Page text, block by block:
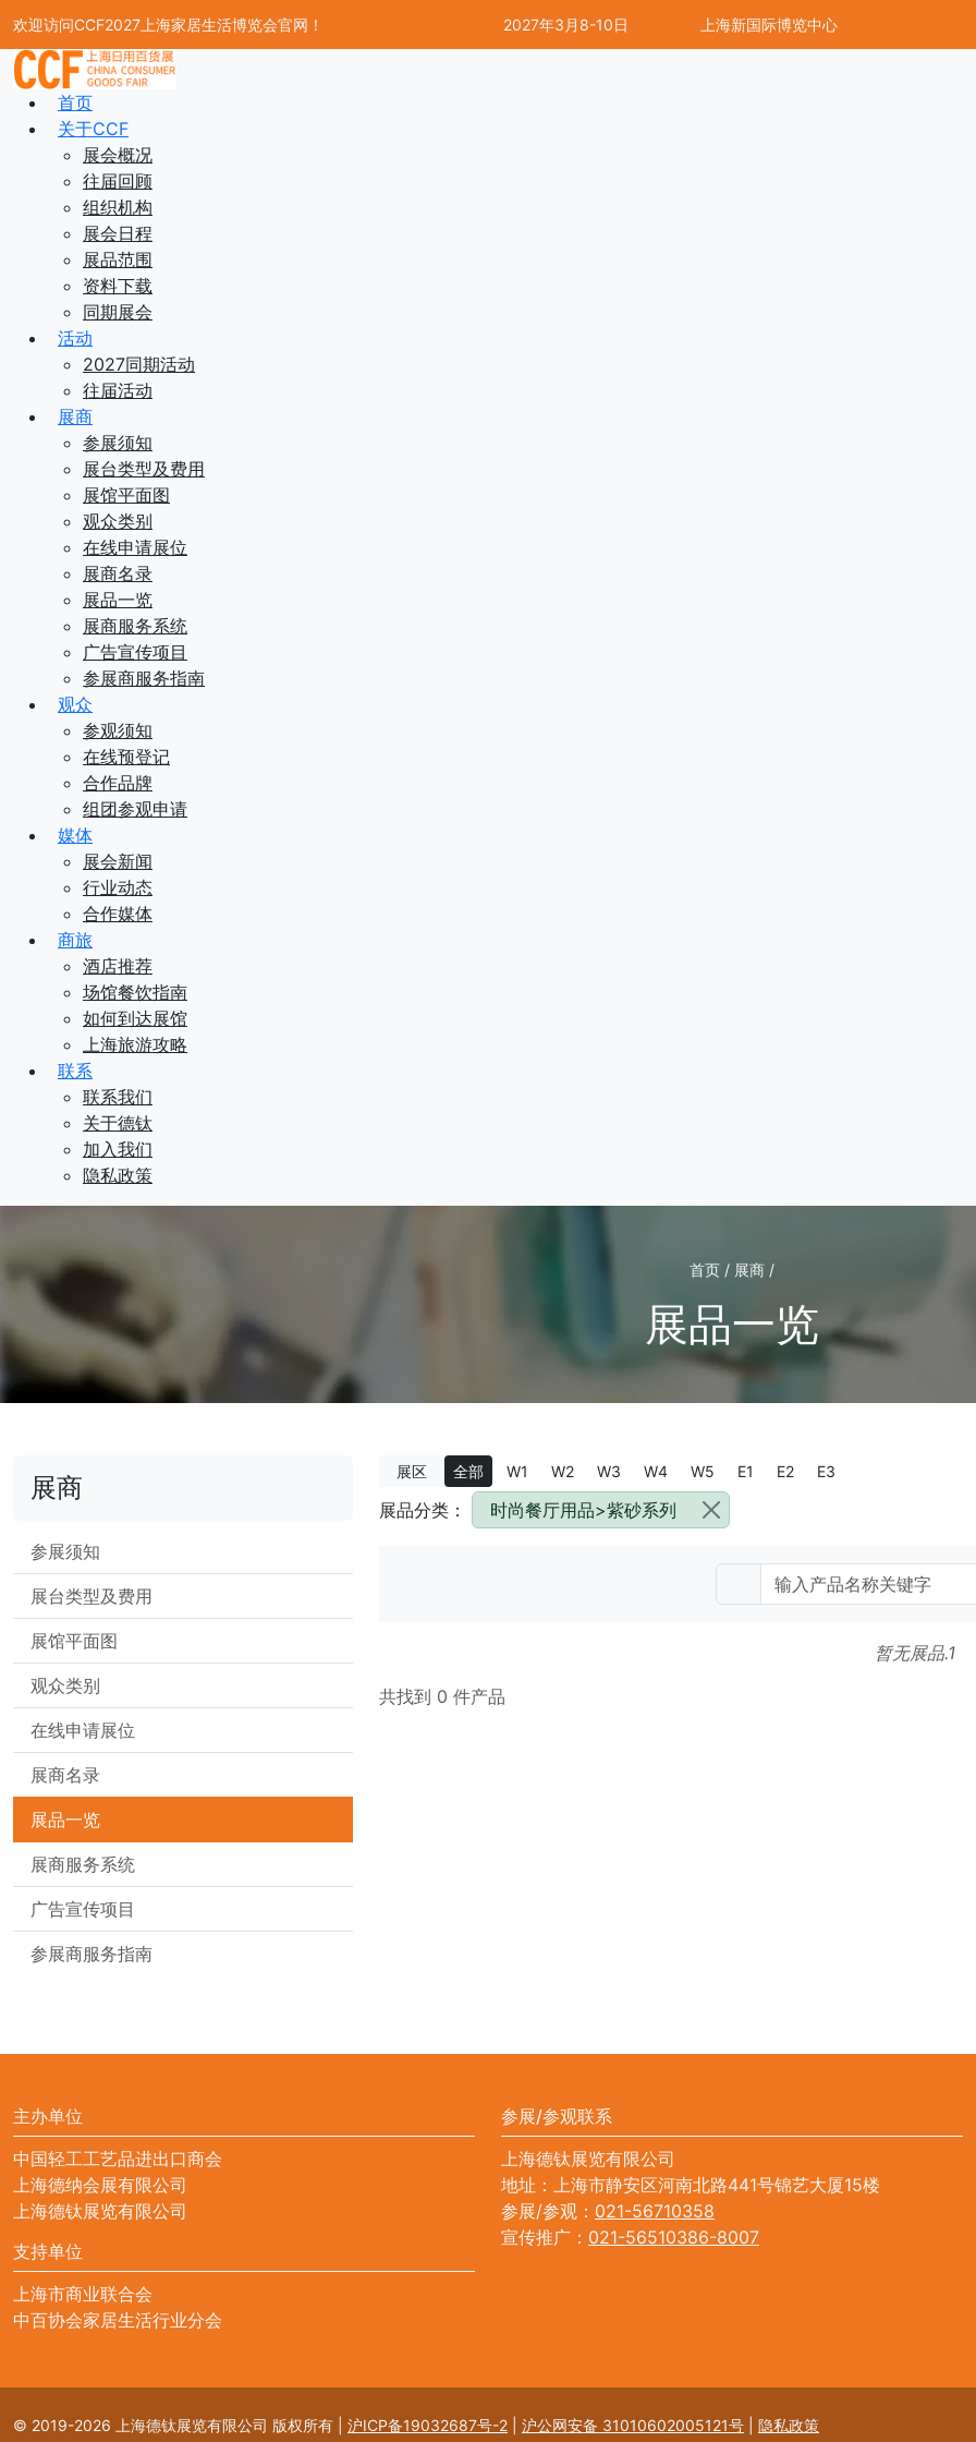
欢迎访问CCF2027上海家居生活博览会官网！ 2027年3月8-10日 上海新国际博览中心
首页
关于CCF
展会概况
往届回顾
组织机构
展会日程
展品范围
资料下载
同期展会
活动
2027同期活动
往届活动
展商
参展须知
展台类型及费用
展馆平面图
观众类别
在线申请展位
展商名录
展品一览
展商服务系统
广告宣传项目
参展商服务指南
观众
参观须知
在线预登记
合作品牌
组团参观申请
媒体
展会新闻
行业动态
合作媒体
商旅
酒店推荐
场馆餐饮指南
如何到达展馆
上海旅游攻略
联系
联系我们
关于德钛
加入我们
隐私政策
首页 / 展商 /
展品一览
展商
参展须知
展台类型及费用
展馆平面图
观众类别
在线申请展位
展商名录
展品一览
展商服务系统
广告宣传项目
参展商服务指南
展区 全部 W1 W2 W3 W4 W5 E1 E2 E3
展品分类： 时尚餐厅用品>紫砂系列
暂无展品.1
共找到 0 件产品
主办单位
中国轻工工艺品进出口商会
上海德纳会展有限公司
上海德钛展览有限公司
支持单位
上海市商业联合会
中百协会家居生活行业分会
参展/参观联系
上海德钛展览有限公司
地址：上海市静安区河南北路441号锦艺大厦15楼
参展/参观： 021-56710358
宣传推广： 021-56510386-8007
© 2019-2026 上海德钛展览有限公司 版权所有 沪ICP备19032687号-2 沪公网安备 31010602005121号 隐私政策